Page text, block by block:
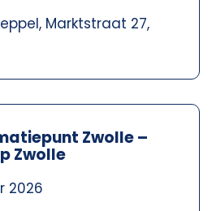
Marktstraat 27,
Zwolle –
Zwolle
2026